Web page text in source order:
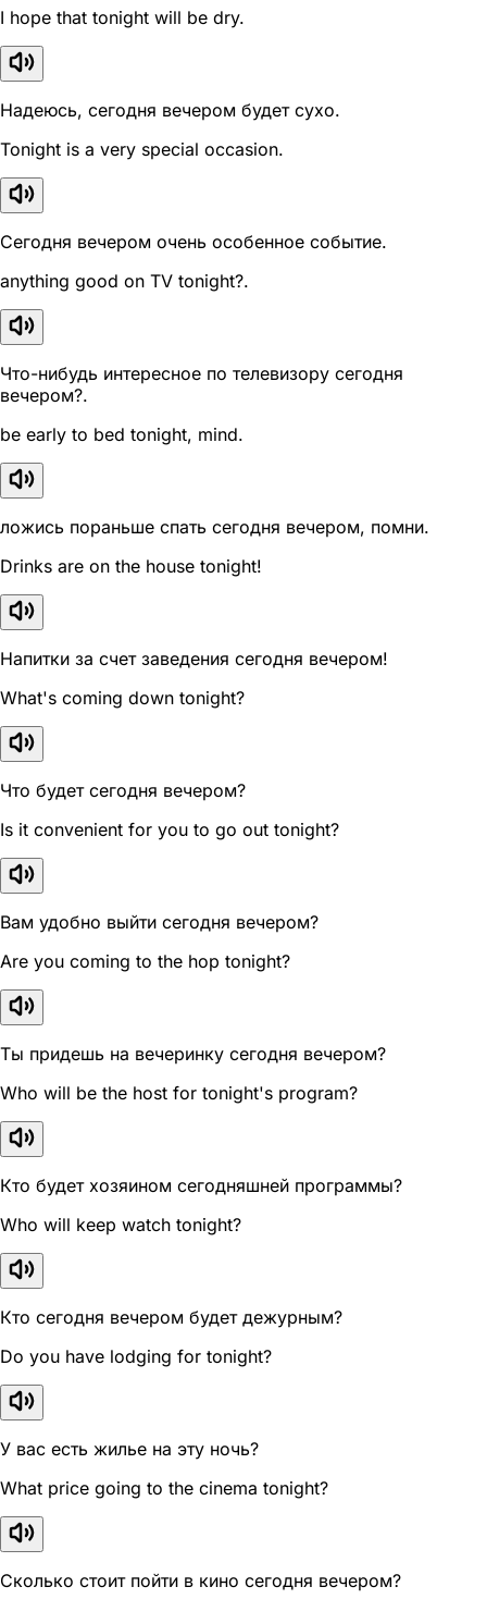
I hope that tonight will be dry.
Надеюсь, сегодня вечером будет сухо.
Tonight is a very special occasion.
Сегодня вечером очень особенное событие.
anything good on TV tonight?.
Что-нибудь интересное по телевизору сегодня
вечером?.
be early to bed tonight, mind.
ложись пораньше спать сегодня вечером, помни.
Drinks are on the house tonight!
Напитки за счет заведения сегодня вечером!
What's coming down tonight?
Что будет сегодня вечером?
Is it convenient for you to go out tonight?
Вам удобно выйти сегодня вечером?
Are you coming to the hop tonight?
Ты придешь на вечеринку сегодня вечером?
Who will be the host for tonight's program?
Кто будет хозяином сегодняшней программы?
Who will keep watch tonight?
Кто сегодня вечером будет дежурным?
Do you have lodging for tonight?
У вас есть жилье на эту ночь?
What price going to the cinema tonight?
Сколько стоит пойти в кино сегодня вечером?